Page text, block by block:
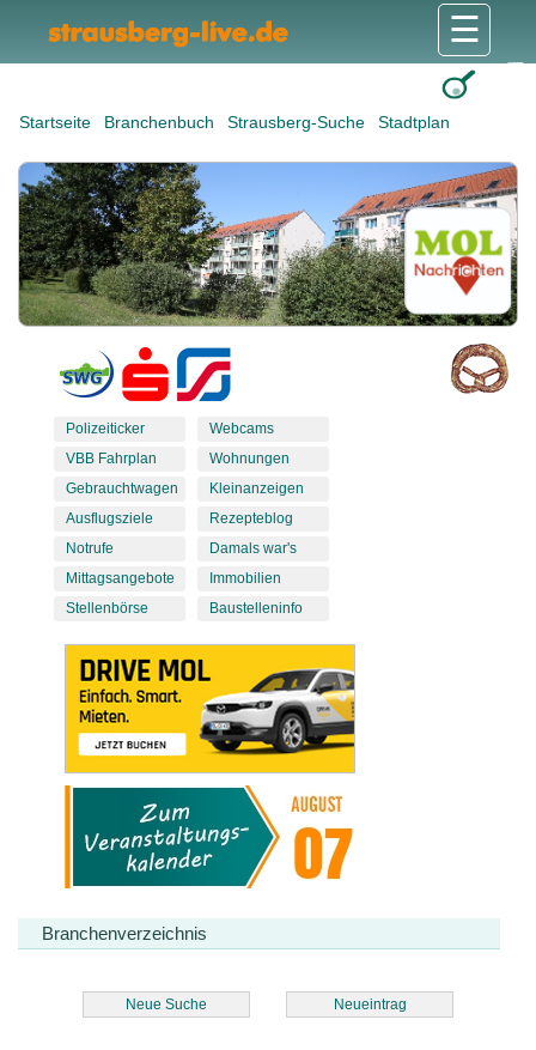
Startseite Branchenbuch Strausberg-Suche Stadtplan
☰
Polizeiticker
VBB Fahrplan
Gebrauchtwagen
Ausflugsziele
Notrufe
Mittagsangebote
Stellenbörse
Webcams
Wohnungen
Kleinanzeigen
Rezepteblog
Damals war's
Immobilien
Baustelleninfo
Branchenverzeichnis
Neue Suche Neueintrag